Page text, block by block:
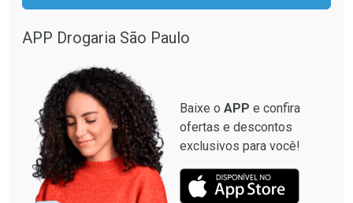
APP Drogaria São Paulo
Baixe o APP e confira
ofertas e descontos
exclusivos para você!